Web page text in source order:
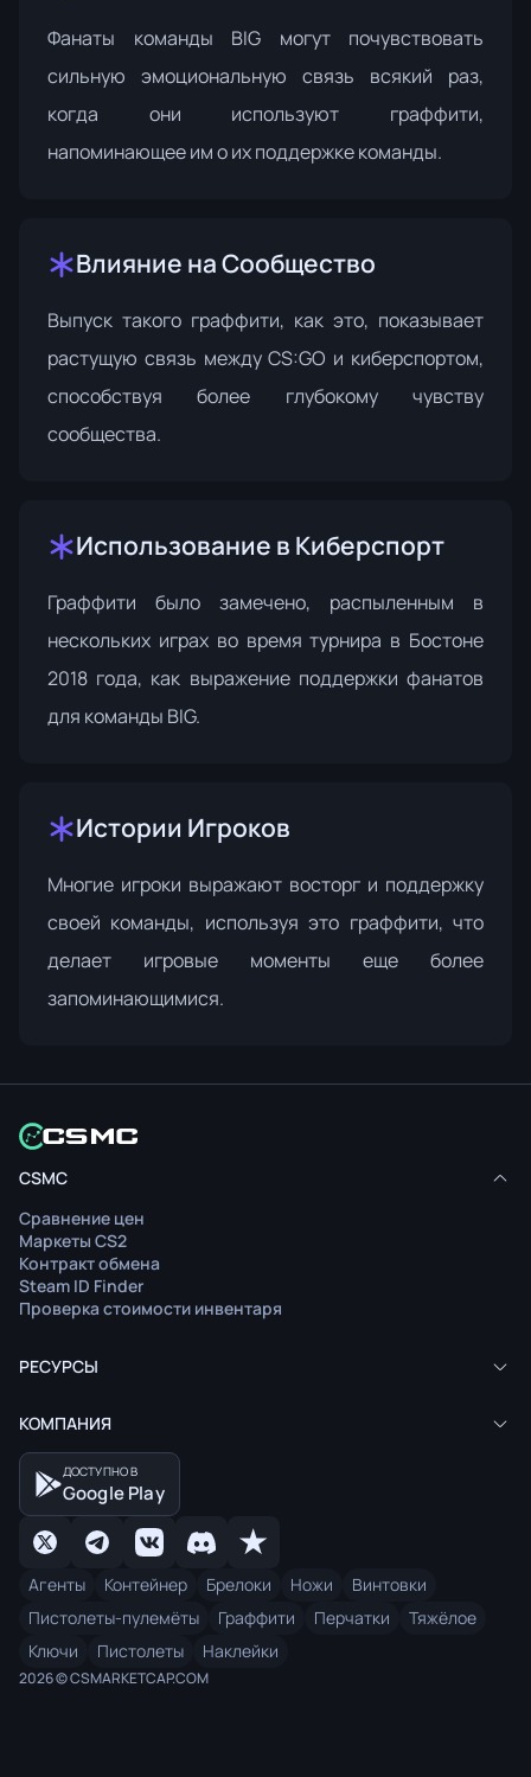
Фанаты команды BIG могут почувствовать
сильную эмоциональную связь всякий раз,
когда они используют граффити,
напоминающее им о их поддержке команды.
Влияние на Сообщество
Выпуск такого граффити, как это, показывает
растущую связь между CS:GO и киберспортом,
способствуя более глубокому чувству
сообщества.
Использование в Киберспорт
Граффити было замечено, распыленным в
нескольких играх во время турнира в Бостоне
2018 года, как выражение поддержки фанатов
для команды BIG.
Истории Игроков
Многие игроки выражают восторг и поддержку
своей команды, используя это граффити, что
делает игровые моменты еще более
запоминающимися.
CSMC
Сравнение цен
Маркеты CS2
Контракт обмена
Steam ID Finder
Проверка стоимости инвентаря
РЕСУРСЫ
КОМПАНИЯ
ДОСТУПНО В
Google Play
Агенты Контейнер Брелоки Ножи
Винтовки
Пистолеты-пулемёты
Граффити Перчатки
Тяжёлое
Ключи
Пистолеты Наклейки
2026 © CSMARKETCAP.COM